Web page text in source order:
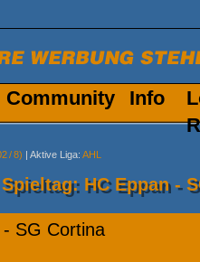
Community
Info
/8) | Aktive Liga: AHL
HC Eppan -
SG Cortina